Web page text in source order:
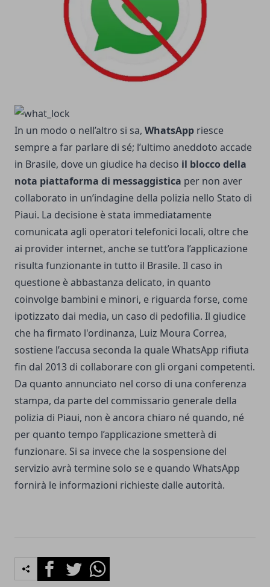
In un modo o nell’altro si sa, WhatsApp riesce
sempre a far parlare di sé; l’ultimo aneddoto accade
in Brasile, dove un giudice ha deciso il blocco della
nota piattaforma di messaggistica per non aver
collaborato in un’indagine della polizia nello Stato di
Piaui. La decisione è stata immediatamente
comunicata agli operatori telefonici locali, oltre che
ai provider internet, anche se tutt’ora l’applicazione
risulta funzionante in tutto il Brasile. Il caso in
questione è abbastanza delicato, in quanto
coinvolge bambini e minori, e riguarda forse, come
ipotizzato dai media, un caso di pedofilia. Il giudice
che ha firmato l'ordinanza, Luiz Moura Correa,
sostiene l’accusa seconda la quale WhatsApp rifiuta
fin dal 2013 di collaborare con gli organi competenti.
Da quanto annunciato nel corso di una conferenza
stampa, da parte del commissario generale della
polizia di Piaui, non è ancora chiaro né quando, né
per quanto tempo l’applicazione smetterà di
funzionare. Si sa invece che la sospensione del
servizio avrà termine solo se e quando WhatsApp
fornirà le informazioni richieste dalle autorità.
FacebookTwitterWhatsapp